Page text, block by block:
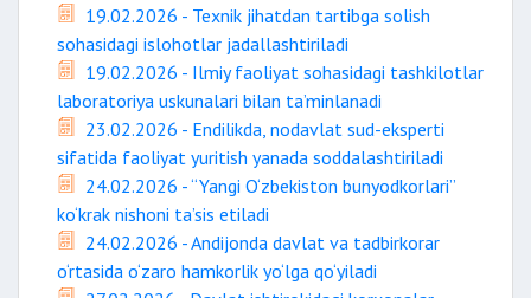
19.02.2026 - Texnik jihatdan tartibga solish
sohasidagi islohotlar jadallashtiriladi
19.02.2026 - Ilmiy faoliyat sohasidagi tashkilotlar
laboratoriya uskunalari bilan ta’minlanadi
23.02.2026 - Endilikda, nodavlat sud-eksperti
sifatida faoliyat yuritish yanada soddalashtiriladi
24.02.2026 - “Yangi O‘zbekiston bunyodkorlari”
ko‘krak nishoni ta’sis etiladi
24.02.2026 - Andijonda davlat va tadbirkorar
o‘rtasida o‘zaro hamkorlik yo‘lga qo‘yiladi